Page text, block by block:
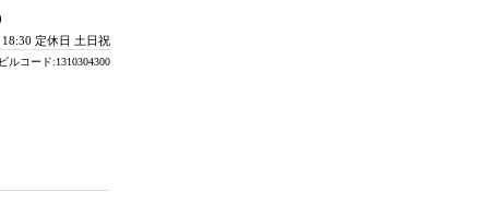
定休日 土日祝
ルコード:1310304300